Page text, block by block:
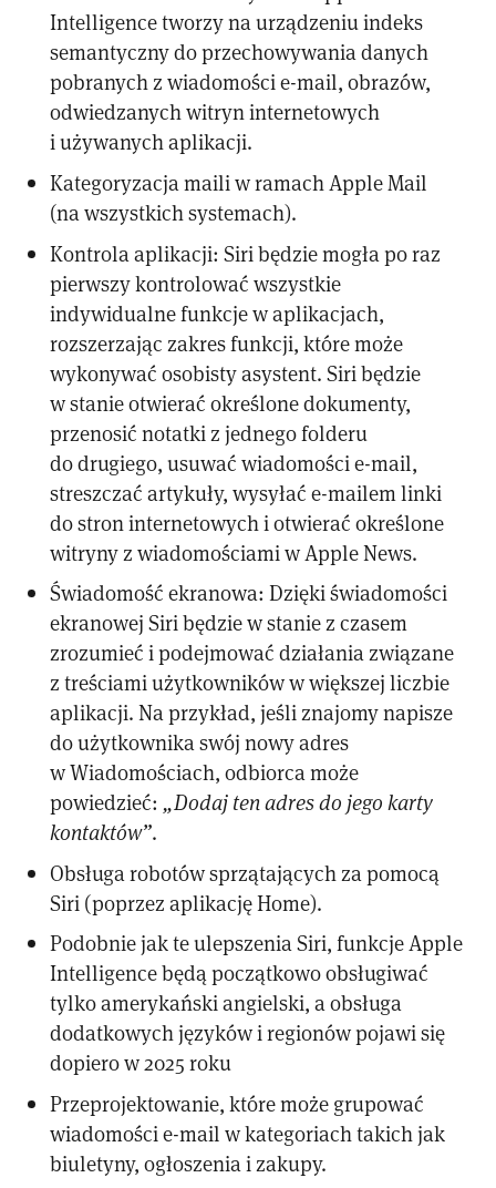
Intelligence tworzy na urządzeniu indeks
semantyczny do przechowywania danych
pobranych z wiadomości e-mail, obrazów,
odwiedzanych witryn internetowych
i używanych aplikacji.
Kategoryzacja maili w ramach Apple Mail
(na wszystkich systemach).
Kontrola aplikacji: Siri będzie mogła po raz
pierwszy kontrolować wszystkie
indywidualne funkcje w aplikacjach,
rozszerzając zakres funkcji, które może
wykonywać osobisty asystent. Siri będzie
w stanie otwierać określone dokumenty,
przenosić notatki z jednego folderu
do drugiego, usuwać wiadomości e-mail,
streszczać artykuły, wysyłać e-mailem linki
do stron internetowych i otwierać określone
witryny z wiadomościami w Apple News.
Świadomość ekranowa: Dzięki świadomości
ekranowej Siri będzie w stanie z czasem
zrozumieć i podejmować działania związane
z treściami użytkowników w większej liczbie
aplikacji. Na przykład, jeśli znajomy napisze
do użytkownika swój nowy adres
w Wiadomościach, odbiorca może
powiedzieć:„Dodaj ten adres do jego karty
kontaktów”.
Obsługa robotów sprzątających za pomocą
Siri (poprzez aplikację Home).
Podobnie jak te ulepszenia Siri, funkcje Apple
Intelligence będą początkowo obsługiwać
tylko amerykański angielski, a obsługa
dodatkowych języków i regionów pojawi się
dopiero w 2025 roku
Przeprojektowanie, które może grupować
wiadomości e-mail w kategoriach takich jak
biuletyny, ogłoszenia i zakupy.